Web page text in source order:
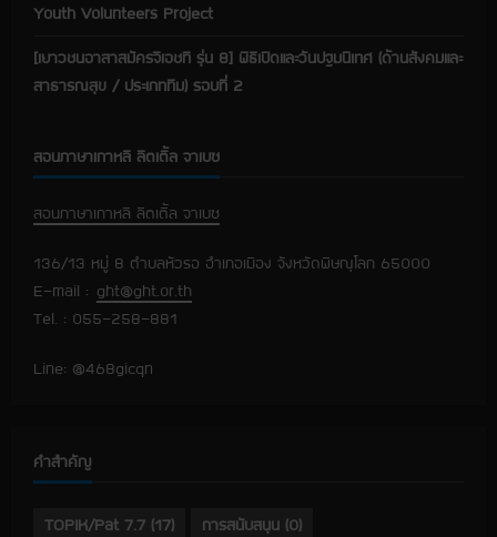
Youth Volunteers Project
[เยาวชนอาสาสมัครจีเอชที รุ่น 8] พิธีเปิดและวันปฐมนิเทศ (ด้านสังคมและ
สาธารณสุข / ประเภททีม) รอบที่ 2
สอนภาษาเกาหลี ลิตเติ้ล จาเบซ
สอนภาษาเกาหลี ลิตเติ้ล จาเบซ
136/13 หมู่ 8 ตำบลหัวรอ อำเภอเมือง จังหวัดพิษณุโลก 65000
E-mail : ght@ght.or.th
Tel. : 055-258-881
Line: @468gicqn
คำสำคัญ
TOPIK/Pat 7.7 (17) การสนับสนุน (0)